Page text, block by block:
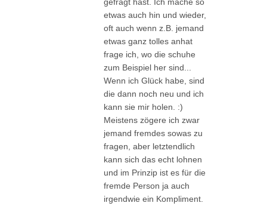
etwas auch hin und wieder,
oft auch wenn z.B. jemand
etwas ganz tolles anhat
frage ich, wo die schuhe
zum Beispiel her sind...
Wenn ich Glück habe, sind
die dann noch neu und ich
kann sie mir holen. :)
Meistens zögere ich zwar
jemand fremdes sowas zu
fragen, aber letztendlich
kann sich das echt lohnen
und im Prinzip ist es für die
fremde Person ja auch
irgendwie ein Kompliment.